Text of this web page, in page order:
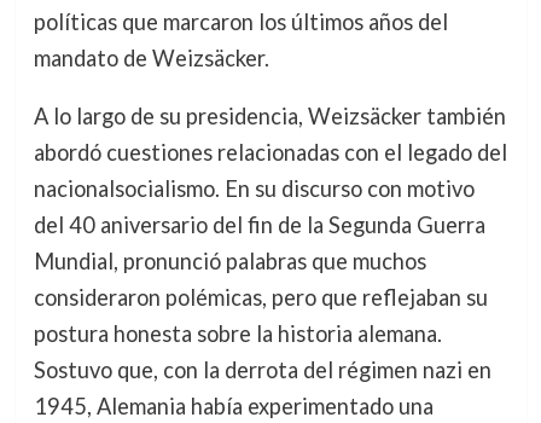
políticas que marcaron los últimos años del
mandato de Weizsäcker.
A lo largo de su presidencia, Weizsäcker también
abordó cuestiones relacionadas con el legado del
nacionalsocialismo. En su discurso con motivo
del 40 aniversario del fin de la Segunda Guerra
Mundial, pronunció palabras que muchos
consideraron polémicas, pero que reflejaban su
postura honesta sobre la historia alemana.
Sostuvo que, con la derrota del régimen nazi en
1945, Alemania había experimentado una